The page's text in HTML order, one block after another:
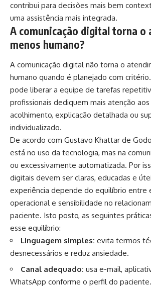
contribui para decisões mais bem
uma assistência mais integrada.
A comunicação digital torna o
menos humano?
A comunicação digital não torna o
humano quando é planejado com
pode liberar a equipe de tarefas
profissionais dediquem mais atenção
acolhimento, explicação detalhada ou
individualizado.
De acordo com Gustavo Khattar de
está no uso da tecnologia, mas na
ou excessivamente automatizada. Por
digitais devem ser claras, educadas e
experiência depende do equilíbrio entre
operacional e sensibilidade no
paciente. Isto posto, as seguintes
esse equilíbrio:
Linguagem simples: evita termos
desnecessários e reduz ansiedade.
Canal adequado: usa e-mail,
WhatsApp conforme o perfil do paciente.